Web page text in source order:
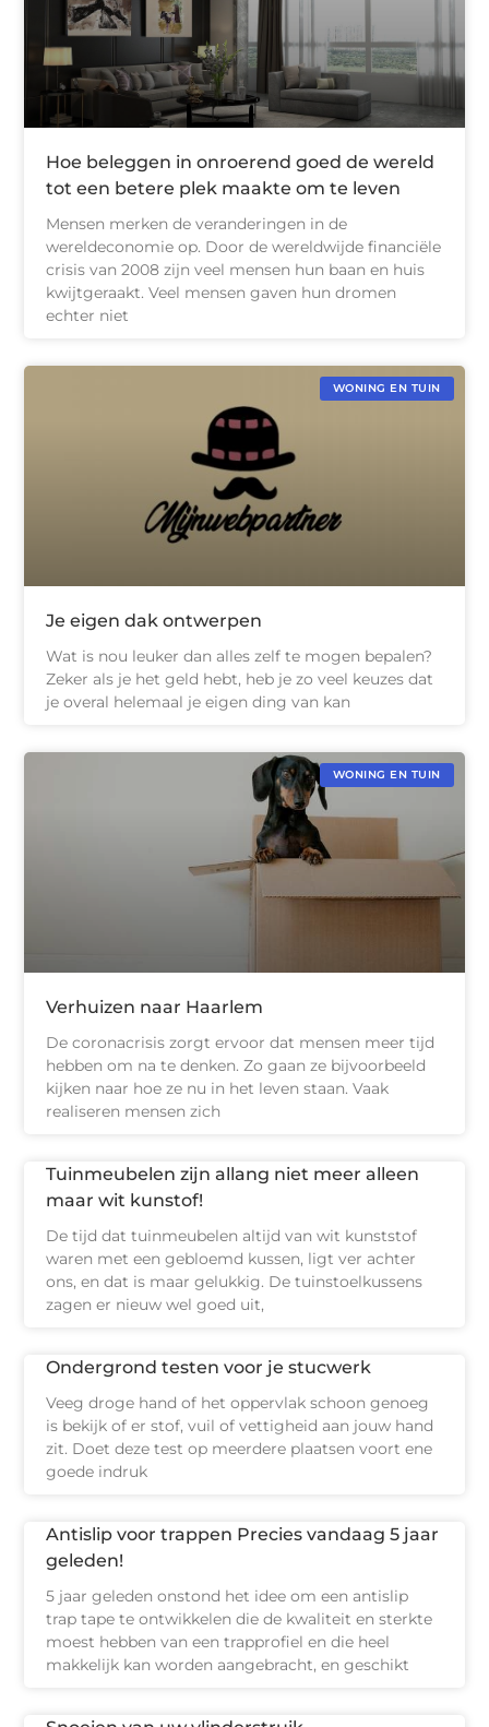
Hoe beleggen in onroerend goed de wereld
tot een betere plek maakte om te leven
Mensen merken de veranderingen in de
wereldeconomie op. Door de wereldwijde financiële
crisis van 2008 zijn veel mensen hun baan en huis
kwijtgeraakt. Veel mensen gaven hun dromen
echter niet
WONING EN TUIN
Je eigen dak ontwerpen
Wat is nou leuker dan alles zelf te mogen bepalen?
Zeker als je het geld hebt, heb je zo veel keuzes dat
je overal helemaal je eigen ding van kan
WONING EN TUIN
Verhuizen naar Haarlem
De coronacrisis zorgt ervoor dat mensen meer tijd
hebben om na te denken. Zo gaan ze bijvoorbeeld
kijken naar hoe ze nu in het leven staan. Vaak
realiseren mensen zich
Tuinmeubelen zijn allang niet meer alleen
maar wit kunstof!
De tijd dat tuinmeubelen altijd van wit kunststof
waren met een gebloemd kussen, ligt ver achter
ons, en dat is maar gelukkig. De tuinstoelkussens
zagen er nieuw wel goed uit,
Ondergrond testen voor je stucwerk
Veeg droge hand of het oppervlak schoon genoeg
is bekijk of er stof, vuil of vettigheid aan jouw hand
zit. Doet deze test op meerdere plaatsen voort ene
goede indruk
Antislip voor trappen Precies vandaag 5 jaar
geleden!
5 jaar geleden onstond het idee om een antislip
trap tape te ontwikkelen die de kwaliteit en sterkte
moest hebben van een trapprofiel en die heel
makkelijk kan worden aangebracht, en geschikt